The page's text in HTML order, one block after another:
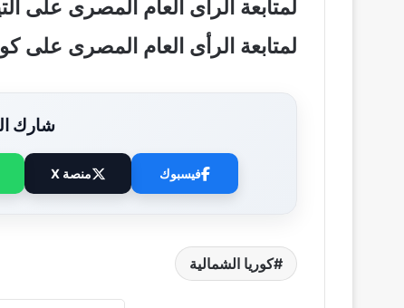
لمتابعة الرأى العام المصرى على
لمتابعة الرأى العام المصرى على
شارك
فيسبوك منصة X
كوريا الشمالية